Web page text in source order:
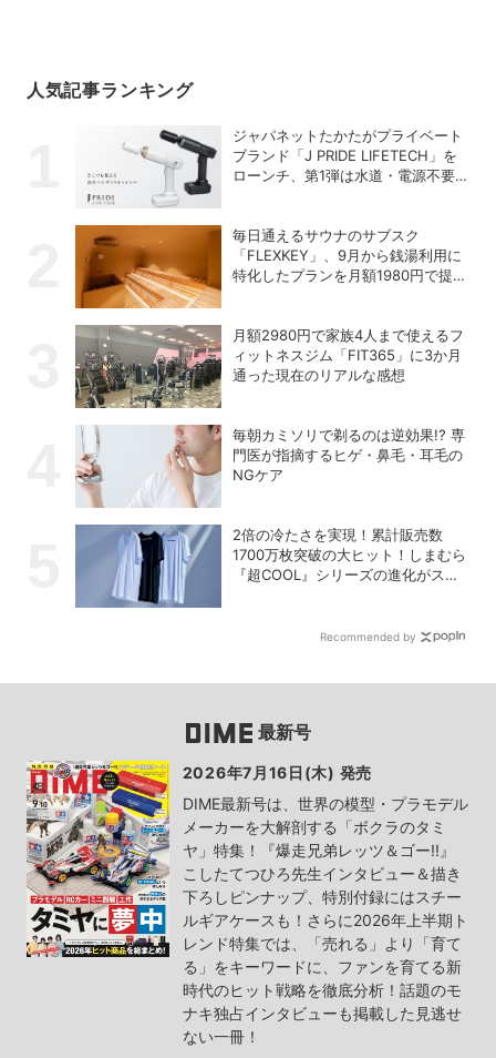
人気記事ランキング
ジャパネットたかたがプライベート
ブランド「J PRIDE LIFETECH」を
ローンチ、第1弾は水道・電源不要
毎日通えるサウナのサブスク
「FLEXKEY」、9月から銭湯利用に
特化したプランを月額1980円で提供
月額2980円で家族4人まで使えるフ
ィットネスジム「FIT365」に3か月
通った現在のリアルな感想
毎朝カミソリで剃るのは逆効果!? 専
門医が指摘するヒゲ・鼻毛・耳毛の
NGケア
2倍の冷たさを実現！累計販売数
1700万枚突破の大ヒット！しまむら
『超COOL』シリーズの進化がスゴ
Recommended by
最新号
2026年7月16日(木) 発売
DIME最新号は、世界の模型・プラモデル
メーカーを大解剖する「ボクラのタミ
ヤ」特集！『爆走兄弟レッツ＆ゴー!!』
こしたてつひろ先生インタビュー＆描き
下ろしピンナップ、特別付録にはスチー
ルギアケースも！さらに2026年上半期ト
レンド特集では、「売れる」より「育て
る」をキーワードに、ファンを育てる新
時代のヒット戦略を徹底分析！話題のモ
ナキ独占インタビューも掲載した見逃せ
ない一冊！